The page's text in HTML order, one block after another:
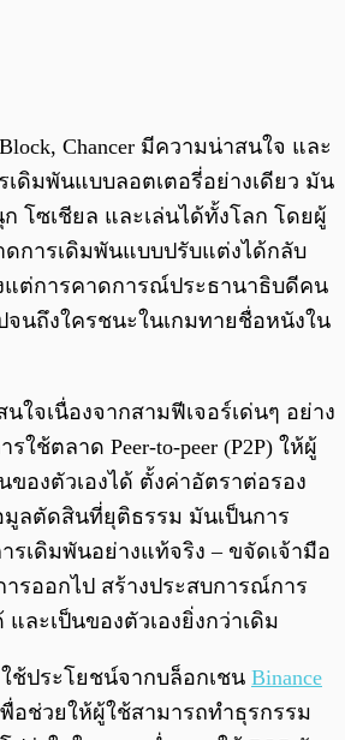
Chancer มีความน่าสนใจ และ
ดิมพันแบบลอตเตอรี่อย่างเดียว มัน
โซเชียล และเล่นได้ทั้งโลก โดยผู้
ดการเดิมพันแบบปรับแต่งได้กลับ
แต่การคาดการณ์ประธานาธิบดีคน
จนถึงใครชนะในเกมทายชื่อหนังใน
นใจเนื่องจากสามฟีเจอร์เด่นๆ อย่าง
ช้ตลาด Peer-to-peer (P2P) ให้ผู้
องตัวเองได้ ตั้งค่าอัตราต่อรอง
ลตัดสินที่ยุติธรรม มันเป็นการ
รเดิมพันอย่างแท้จริง – ขจัดเจ้ามือ
รออกไป สร้างประสบการณ์การ
ละเป็นของตัวเองยิ่งกว่าเดิม
ใช้ประโยชน์จากบล็อกเชน Binance
เพื่อช่วยให้ผู้ใช้สามารถทำธุรกรรม